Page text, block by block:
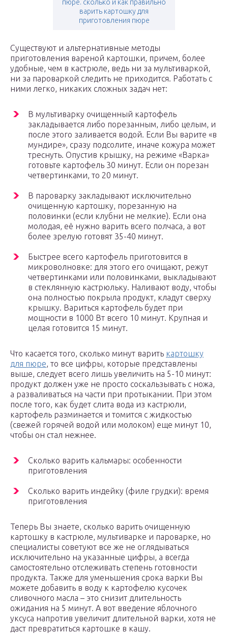
пюре. сколько и как правильно
варить картошку для
приготовления пюре
Существуют и альтернативные методы
приготовления вареной картошки, причем, более
удобные, чем в кастрюле, ведь ни за мультиваркой,
ни за пароваркой следить не приходится. Работать с
ними легко, никаких сложных задач нет:
В мультиварку очищенный картофель
закладывается либо порезанным, либо целым, и
после этого заливается водой. Если Вы варите «в
мундире», сразу подсолите, иначе кожура может
треснуть. Опустив крышку, на режиме «Варка»
готовьте картофель 30 минут. Если он порезан
четвертинками, то 20 минут.
В пароварку закладывают исключительно
очищенную картошку, порезанную на
половинки (если клубни не мелкие). Если она
молодая, её нужно варить всего полчаса, а вот
более зрелую готовят 35-40 минут.
Быстрее всего картофель приготовится в
микроволновке: для этого его очищают, режут
четвертинками или половинками, выкладывают
в стеклянную кастрюльку. Наливают воду, чтобы
она полностью покрыла продукт, кладут сверху
крышку. Вариться картофель будет при
мощности в 1000 Вт всего 10 минут. Крупная и
целая готовится 15 минут.
Что касается того, сколько минут варить картошку
для пюре, то все цифры, которые представлены
выше, следует всего лишь увеличить на 5-10 минут:
продукт должен уже не просто соскальзывать с ножа,
а разваливаться на части при протыкании. При этом
после того, как будет слита вода из кастрюли,
картофель разминается и томится с жидкостью
(свежей горячей водой или молоком) еще минут 10,
чтобы он стал нежнее.
Сколько варить кальмары: особенности
приготовления
Сколько варить индейку (филе грудки): время
приготовления
Теперь Вы знаете, сколько варить очищенную
картошку в кастрюле, мультиварке и пароварке, но
специалисты советуют все же не оглядываться
исключительно на указанные цифры, а всегда
самостоятельно отслеживать степень готовности
продукта. Также для уменьшения срока варки Вы
можете добавить в воду к картофелю кусочек
сливочного масла – это снизит длительность
ожидания на 5 минут. А вот введение яблочного
уксуса напротив увеличит длительной варки, хотя не
даст превратиться картошке в кашу.